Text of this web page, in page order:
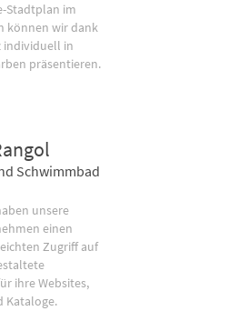
Stadtplan im
können wir dank
individuell in
präsentieren.
Schwimmbad
unsere
einen
Zugriff auf
ihre Websites,
Kataloge.